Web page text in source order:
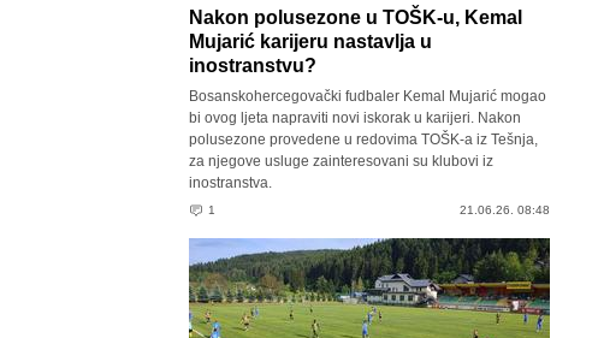
Nakon polusezone u TOŠK-u, Kemal
Mujarić karijeru nastavlja u
inostranstvu?
Bosanskohercegovački fudbaler Kemal Mujarić mogao
bi ovog ljeta napraviti novi iskorak u karijeri. Nakon
polusezone provedene u redovima TOŠK-a iz Tešnja,
za njegove usluge zainteresovani su klubovi iz
inostranstva.
1 21.06.26. 08:48